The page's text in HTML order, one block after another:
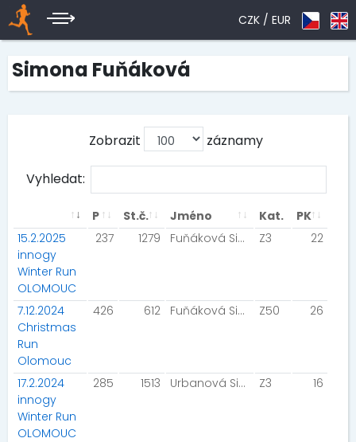
CZK / EUR
Simona Fuňáková
Zobrazit záznamy
Vyhledat:
P St.č. Jméno Kat.
PK
15.2.2025
innogy
Winter Run
OLOMOUC
237 1279 Fuňáková Simona Z3 22
7.12.2024
Christmas
Run
Olomouc
426 612 Fuňáková Simona Z50 26
17.2.2024
innogy
Winter Run
OLOMOUC
285 1513 Urbanová Simona Z3 16